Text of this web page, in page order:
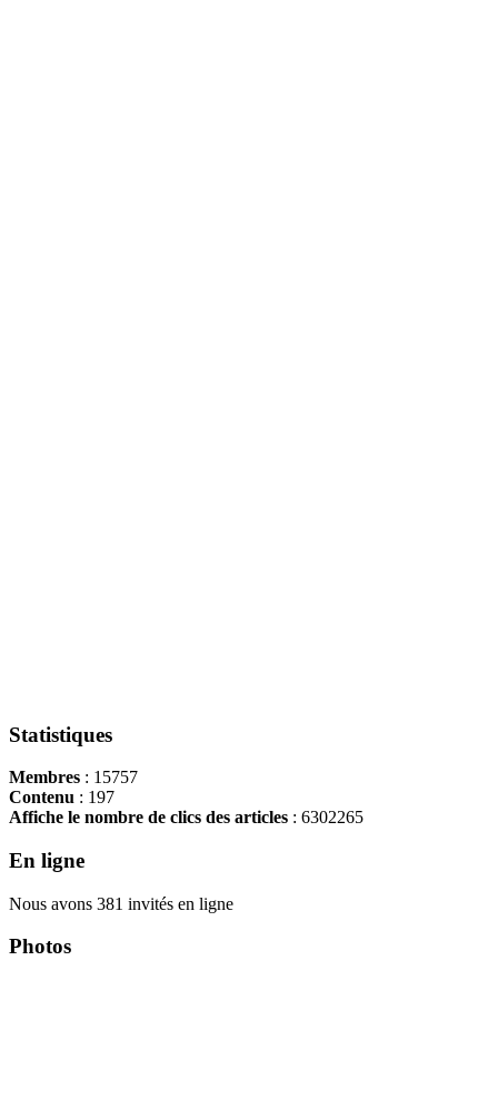
Statistiques
Membres : 15757
Contenu : 197
Affiche le nombre de clics des articles : 6302265
En ligne
Nous avons 381 invités en ligne
Photos